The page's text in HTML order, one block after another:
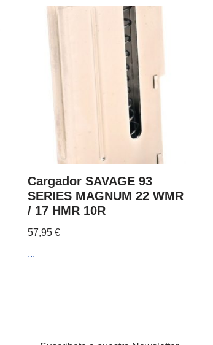
Cargador SAVAGE 93
SERIES MAGNUM 22 WMR
/ 17 HMR 10R
57,95€
...